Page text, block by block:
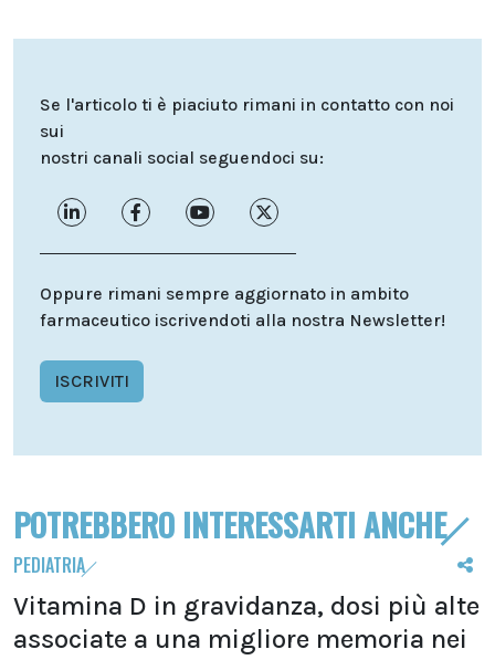
Se l'articolo ti è piaciuto rimani in contatto con noi
sui
nostri canali social seguendoci su:
Oppure rimani sempre aggiornato in ambito
farmaceutico iscrivendoti alla nostra Newsletter!
ISCRIVITI
POTREBBERO INTERESSARTI ANCHE
PEDIATRIA
Vitamina D in gravidanza, dosi più alte
associate a una migliore memoria nei